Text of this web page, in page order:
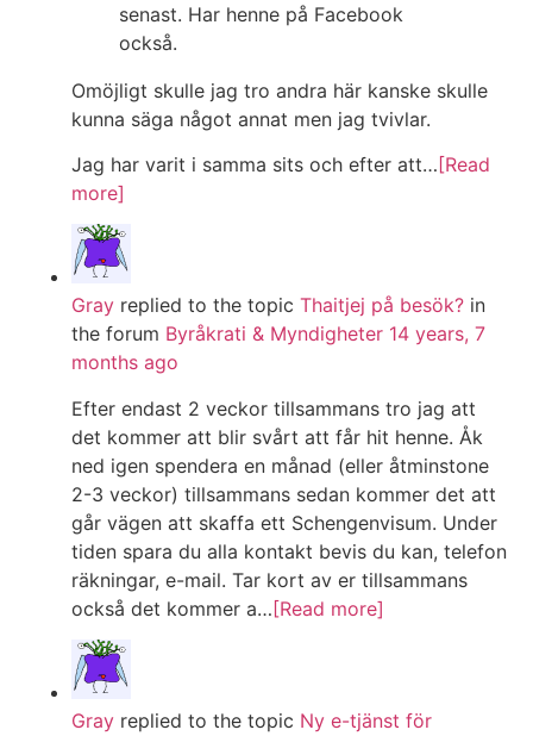
senast. Har henne på Facebook
också.
Omöjligt skulle jag tro andra här kanske skulle
kunna säga något annat men jag tvivlar.
Jag har varit i samma sits och efter att… [Read
more]
Gray replied to the topic Thaitjej på besök? in
the forum Byråkrati & Myndigheter 14 years, 7
months ago
Efter endast 2 veckor tillsammans tro jag att
det kommer att blir svårt att får hit henne. Åk
ned igen spendera en månad (eller åtminstone
2-3 veckor) tillsammans sedan kommer det att
går vägen att skaffa ett Schengenvisum. Under
tiden spara du alla kontakt bevis du kan, telefon
räkningar, e-mail. Tar kort av er tillsammans
också det kommer a…[Read more]
Gray replied to the topic Ny e-tjänst för